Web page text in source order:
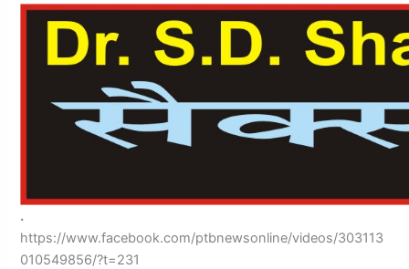
.
https://www.facebook.com/ptbnewsonline/videos/303113
010549856/?t=231